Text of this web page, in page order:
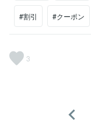
#割引 #クーポン
3